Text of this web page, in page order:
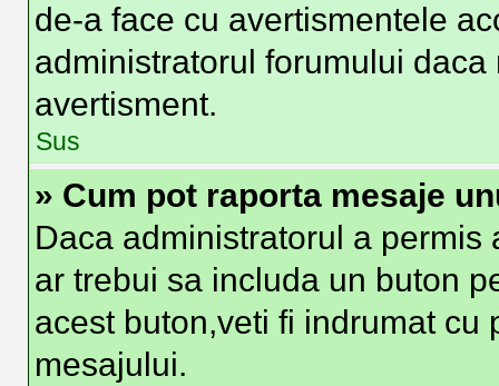
de-a face cu avertismentele
administratorul forumului
avertisment.
Sus
» Cum pot raporta mesaje
Daca administratorul a
ar trebui sa includa un buton
acest buton,veti fi indrumat
mesajului.